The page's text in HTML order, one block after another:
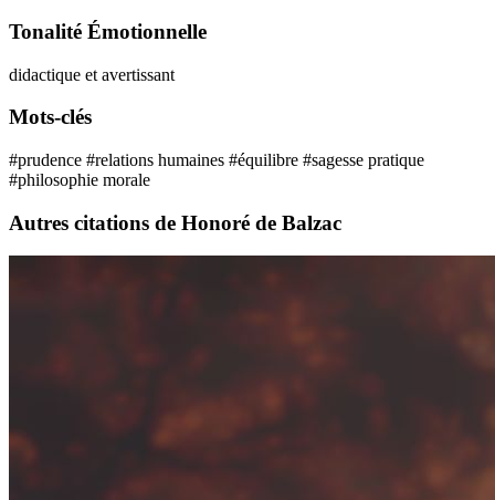
Tonalité Émotionnelle
didactique et avertissant
Mots-clés
#prudence #relations humaines #équilibre #sagesse pratique
#philosophie morale
Autres citations de Honoré de Balzac